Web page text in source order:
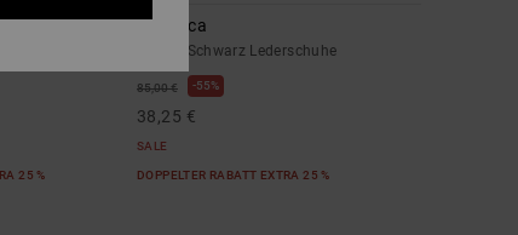
25 %
Manteca
Unisex Schwarz Lederschuhe
85,00 € 55%
38,25 €
SALE
DOPPELTER RABATT EXTRA 25 %